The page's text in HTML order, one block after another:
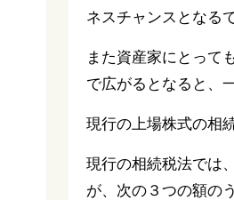
ネスチャンスとなる
また資産家にとって
で広がるとなると、
現行の上場株式の相
現行の相続税法では
が、次の３つの額の